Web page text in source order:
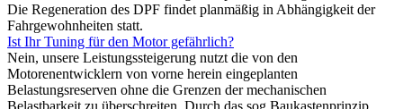
Die Regeneration des DPF findet planmäßig in Abhängigkeit der
Fahrgewohnheiten statt.
Ist Ihr Tuning für den Motor gefährlich?
Nein, unsere Leistungssteigerung nutzt die von den
Motorenentwicklern von vorne herein eingeplanten
Belastungsreserven ohne die Grenzen der mechanischen
Belastbarkeit zu überschreiten. Durch das sog.Baukastenprinzip